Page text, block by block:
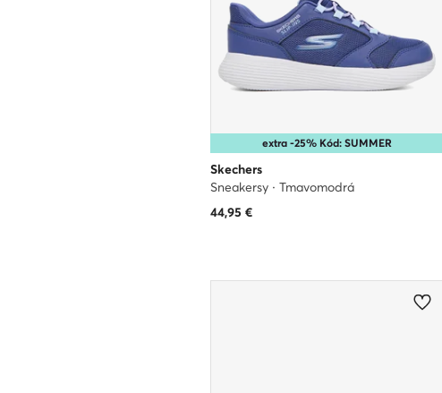
extra -25% Kód: SUMMER
Skechers
Sneakersy · Tmavomodrá
44,95 €